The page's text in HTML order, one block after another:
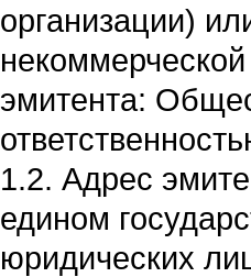
организации)
эмитента:
1.2. Адрес
едином
юридических